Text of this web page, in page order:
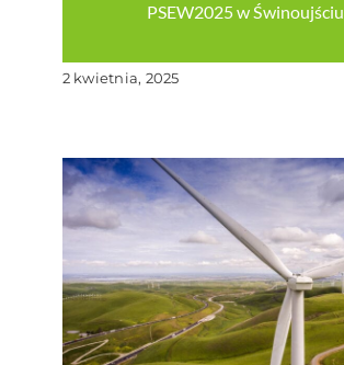
PSEW2025 w Świnoujściu
2 kwietnia, 2025